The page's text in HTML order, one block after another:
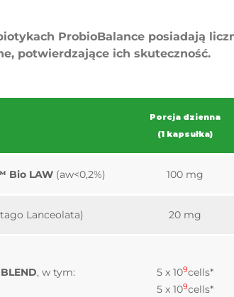
ProbioBalance posiadają
potwierdzające ich skuteczność.
Porcja dzienna
(1 kapsułka)
Bio LAW(aw<0,2%) 100 mg
Lanceolata) 20 mg
, w tym:
5 x 109cells*
5 x 109cells*